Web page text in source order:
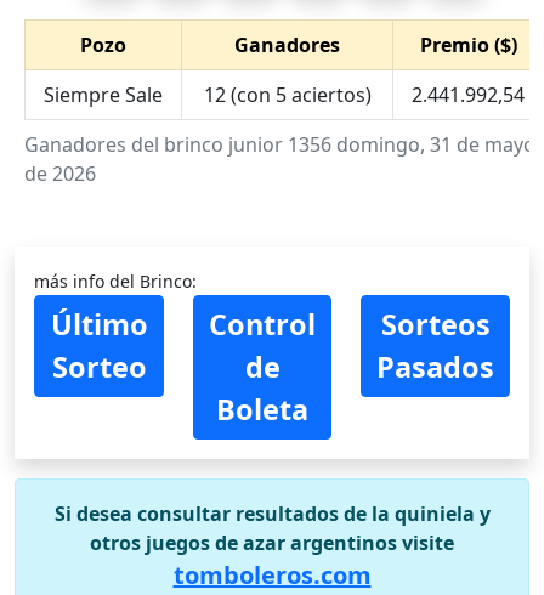
Ganadores del brinco junior 1356 domingo, 31 de mayo
de 2026
Pozo Ganadores
Premio ($)
Siempre Sale
12 (con 5 aciertos) 2.441.992,54
más info del Brinco:
Último
Sorteo
Control
de
Boleta
Sorteos
Pasados
Si desea consultar resultados de la quiniela y
otros juegos de azar argentinos visite
tomboleros.com